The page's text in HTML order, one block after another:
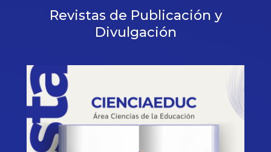
Revistas de Publicación y
Divulgación